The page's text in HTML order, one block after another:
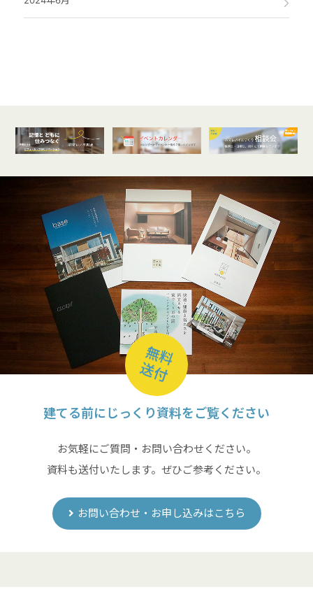
オンライン
開催受付中
無料
送付
建てる前にじっくり資料をご覧ください
お気軽にご質問・お問い合わせください。
資料も送付いたします。ぜひご参考ください。
お問い合わせ・お申し込みはこちら